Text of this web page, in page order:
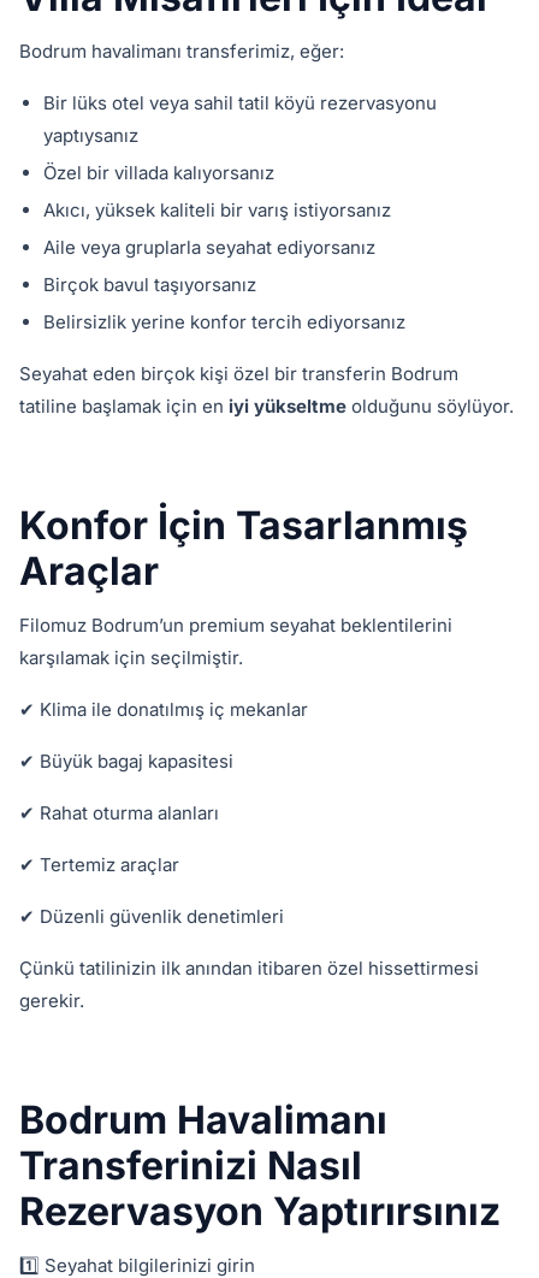
Bodrum havalimanı transferimiz, eğer:
Bir lüks otel veya sahil tatil köyü rezervasyonu
yaptıysanız
Özel bir villada kalıyorsanız
Akıcı, yüksek kaliteli bir varış istiyorsanız
Aile veya gruplarla seyahat ediyorsanız
Birçok bavul taşıyorsanız
Belirsizlik yerine konfor tercih ediyorsanız
Seyahat eden birçok kişi özel bir transferin Bodrum
tatiline başlamak için en iyi yükseltme olduğunu söylüyor.
Konfor İçin Tasarlanmış
Araçlar
Filomuz Bodrum’un premium seyahat beklentilerini
karşılamak için seçilmiştir.
✔ Klima ile donatılmış iç mekanlar
✔ Büyük bagaj kapasitesi
✔ Rahat oturma alanları
✔ Tertemiz araçlar
✔ Düzenli güvenlik denetimleri
Çünkü tatilinizin ilk anından itibaren özel hissettirmesi
gerekir.
Bodrum Havalimanı
Transferinizi Nasıl
Rezervasyon Yaptırırsınız
1️⃣ Seyahat bilgilerinizi girin